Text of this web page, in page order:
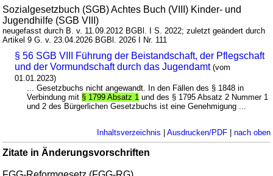
Sozialgesetzbuch (SGB) Achtes Buch (VIII) Kinder- und
Jugendhilfe (SGB VIII)
neugefasst durch B. v. 11.09.2012 BGBl. I S. 2022; zuletzt geändert durch
Artikel 9 G. v. 23.04.2026 BGBl. 2026 I Nr. 111
§ 56 SGB VIII Führung der Beistandschaft, der Pflegschaft
und der Vormundschaft durch das Jugendamt (vom
01.01.2023)
... Gesetzbuchs nicht angewandt. In den Fällen des § 1848 in
Verbindung mit § 1799 Absatz 1 und des § 1795 Absatz 2 Nummer 1
und 2 des Bürgerlichen Gesetzbuchs ist eine Genehmigung ...
Inhaltsverzeichnis Ausdrucken/PDF| nach oben
Zitate in Änderungsvorschriften